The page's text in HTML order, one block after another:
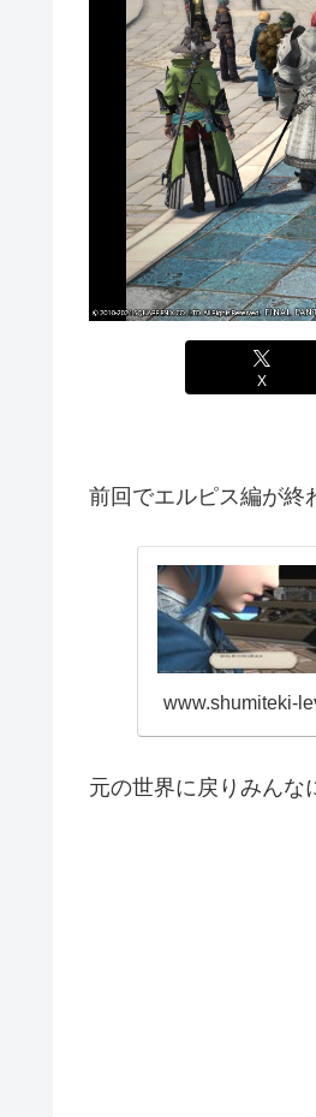
X
前回でエルピス編が終
www.shumiteki-
元の世界に戻りみんな